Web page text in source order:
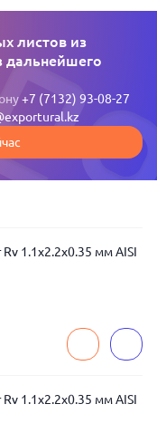
листов из
дальнейшего
+7 (7132) 93-08-27
1.1x2.2x0.35 мм AISI
1.1x2.2x0.35 мм AISI